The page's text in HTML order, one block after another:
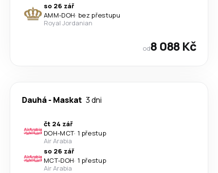
so 26 zář
AMM-DOH· bez přestupu
Royal Jordanian
od8 088 Kč
Dauhá- Maskat 3 dni
čt 24 zář
DOH-MCT· 1 přestup
Air Arabia
so 26 zář
MCT-DOH· 1 přestup
Air Arabia